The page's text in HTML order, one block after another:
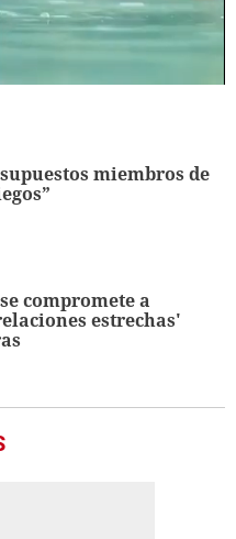
miembros de
compromete a
estrechas'